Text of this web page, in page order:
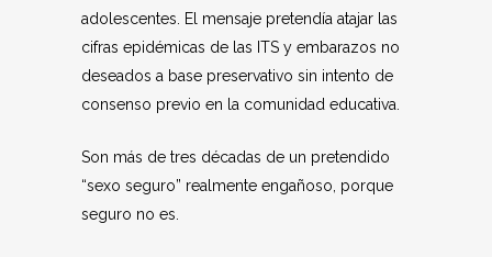
adolescentes. El mensaje pretendía atajar las
cifras epidémicas de las ITS y embarazos no
deseados a base preservativo sin intento de
consenso previo en la comunidad educativa.
Son más de tres décadas de un pretendido
“sexo seguro” realmente engañoso, porque
seguro no es.